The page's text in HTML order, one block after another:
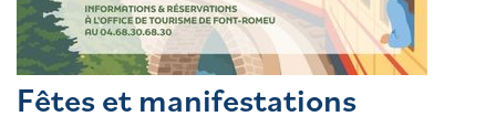
Fêtes et manifestations